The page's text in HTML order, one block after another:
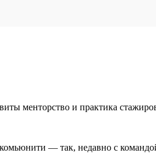
менторство и практика
— так, недавно с